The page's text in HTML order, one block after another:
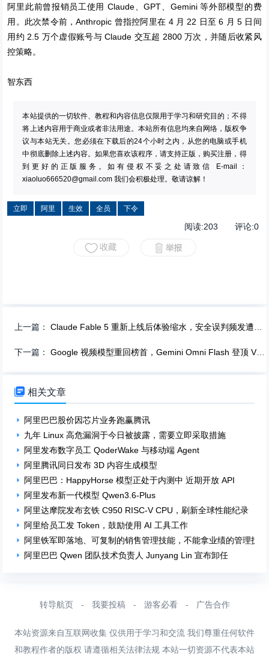
阿里此前曾报销员工使用 Claude、GPT、Gemini 等外部模型的费
用。此次禁令前，Anthropic 曾指控阿里在 4 月 22 日至 6 月 5 日间
用约 2.5 万个虚假账号与 Claude 交互超 2800 万次，并随后收紧风
控策略。
智东西
本站提供的一切软件、教程和内容信息仅限用于学习和研究目的；不得
将上述内容用于商业或者非法用途。本站所有信息均来自网络，版权争
议与本站无关。您必须在下载后的24个小时之内，从您的电脑或手机
中彻底删除上述内容。如果您喜欢该程序，请支持正版，购买注册，得
到更好的正版服务。如有侵权不妥之处请致信 E-mail：
xiaoluo666520@gmail.com 我们会积极处理。敬请谅解！
立即 阿里 生效 全员 下令
阅读:203 评论:0
上一篇：Claude Fable 5 重新上线后体验缩水，安全误判频发遭开发者吐槽
下一篇：Google 视频模型重回榜首，Gemini Omni Flash 登顶 Video Arena
 相关文章
阿里巴巴股价因芯片业务跑赢腾讯
九年 Linux 高危漏洞于今日被披露，需要立即采取措施
阿里发布数字员工 QoderWake 与移动端 Agent
阿里腾讯同日发布 3D 内容生成模型
阿里巴巴：HappyHorse 模型正处于内测中 近期开放 API
阿里发布新一代模型 Qwen3.6-Plus
阿里达摩院发布玄铁 C950 RISC-V CPU，刷新全球性能纪录
阿里给员工发 Token，鼓励使用 AI 工具工作
阿里铁军即落地、可复制的销售管理技能，不能拿业绩的管理技
阿里巴巴 Qwen 团队技术负责人 Junyang Lin 宣布卸任
转导航页 - 我要投稿 - 游客必看 - 广告合作
本站资源来自互联网收集 仅供用于学习和交流 我们尊重任何软件
和教程作者的版权 请遵循相关法律法规 本站一切资源不代表本站